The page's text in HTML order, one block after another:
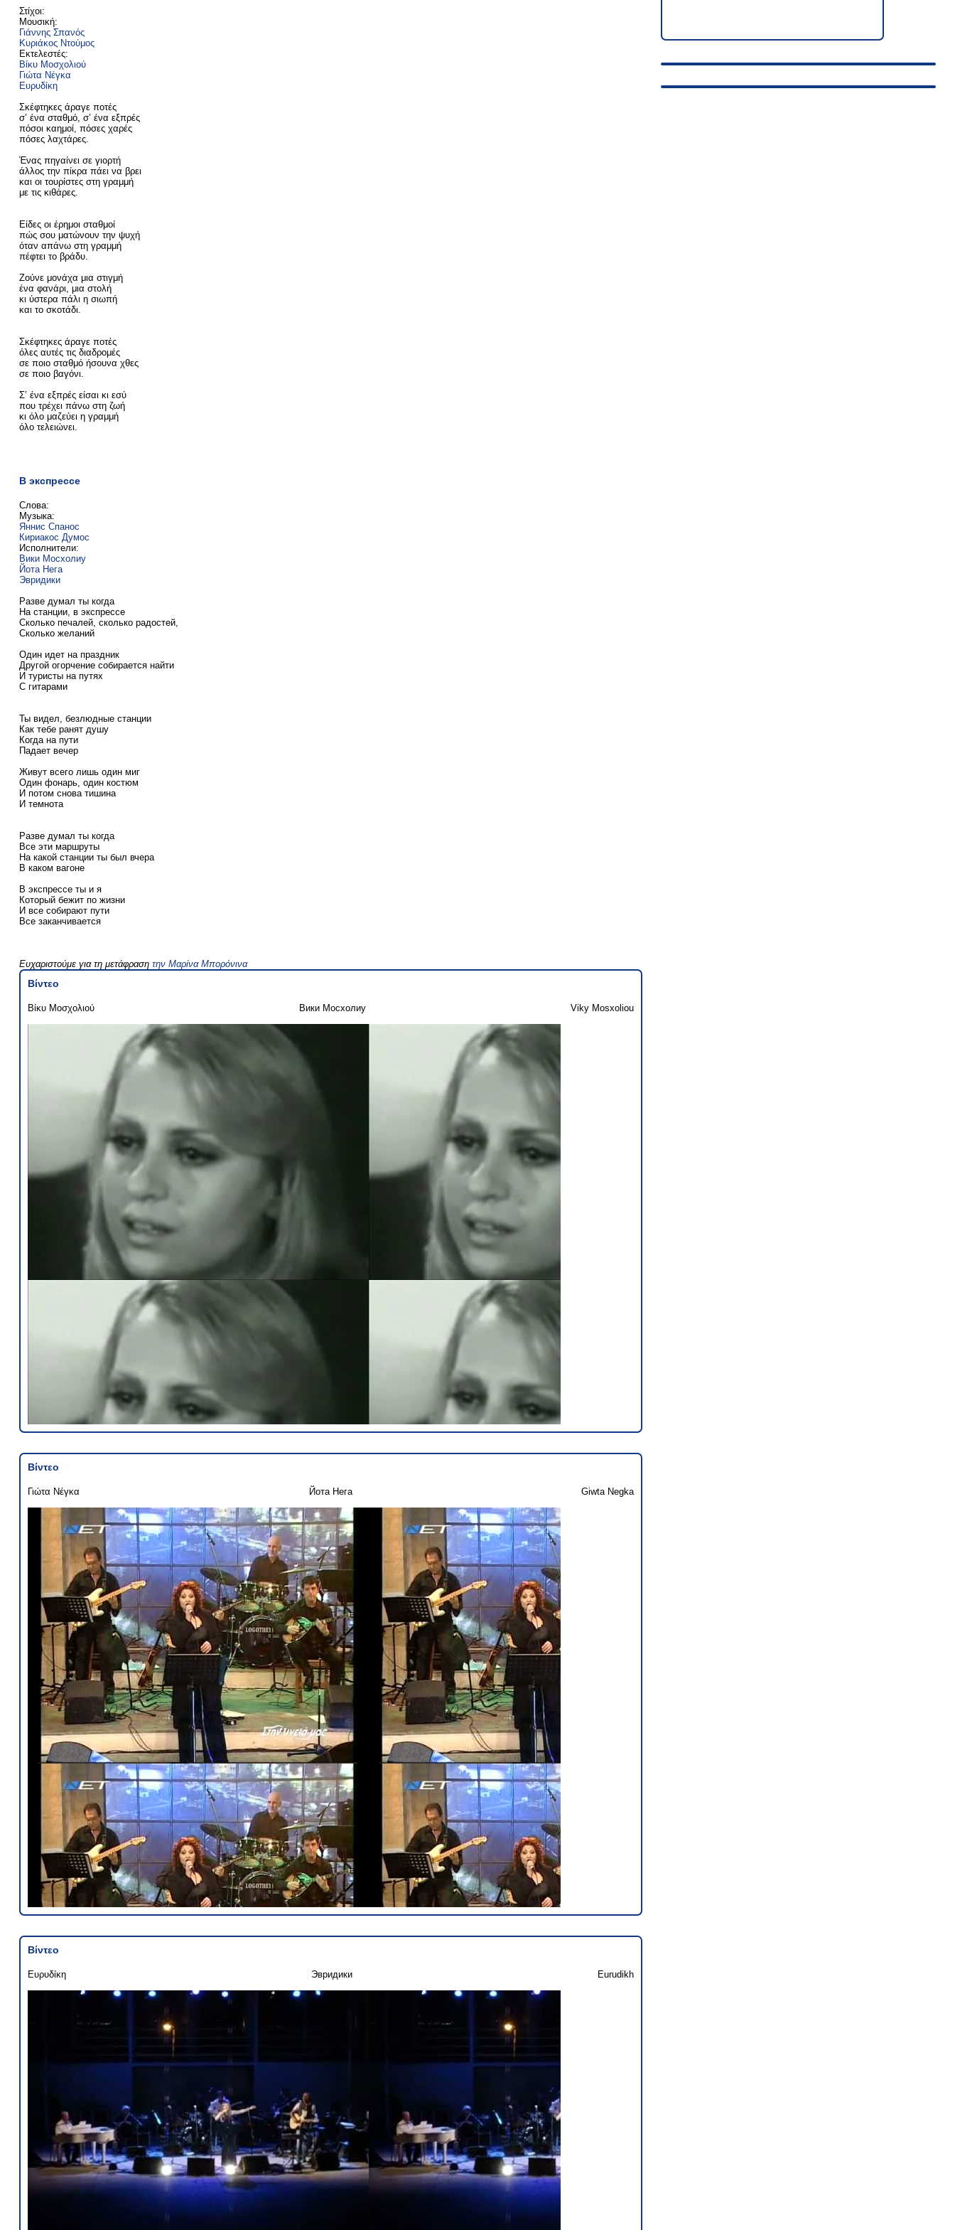
Στίχοι:
Μουσική:
Γιάννης Σπανός
Κυριάκος Ντούμος
Εκτελεστές:
Βίκυ Μοσχολιού
Γιώτα Νέγκα
Ευρυδίκη
Σκέφτηκες άραγε ποτές
σ’ ένα σταθμό, σ’ ένα εξπρές
πόσοι καημοί, πόσες χαρές
πόσες λαχτάρες.
Ένας πηγαίνει σε γιορτή
άλλος την πίκρα πάει να βρει
και οι τουρίστες στη γραμμή
με τις κιθάρες.
Είδες οι έρημοι σταθμοί
πώς σου ματώνουν την ψυχή
όταν απάνω στη γραμμή
πέφτει το βράδυ.
Ζούνε μονάχα μια στιγμή
ένα φανάρι, μια στολή
κι ύστερα πάλι η σιωπή
και το σκοτάδι.
Σκέφτηκες άραγε ποτές
όλες αυτές τις διαδρομές
σε ποιο σταθμό ήσουνα χθες
σε ποιο βαγόνι.
Σ’ ένα εξπρές είσαι κι εσύ
που τρέχει πάνω στη ζωή
κι όλο μαζεύει η γραμμή
όλο τελειώνει.
В экспрессе
Слова:
Музыка:
Яннис Спанос
Кириакос Думос
Исполнители:
Вики Мосхолиу
Йота Нега
Эвридики
Разве думал ты когда
На станции, в экспрессе
Сколько печалей, сколько радостей,
Сколько желаний
Один идет на праздник
Другой огорчение собирается найти
И туристы на путях
С гитарами
Ты видел, безлюдные станции
Как тебе ранят душу
Когда на пути
Падает вечер
Живут всего лишь один миг
Один фонарь, один костюм
И потом снова тишина
И темнота
Разве думал ты когда
Все эти маршруты
На какой станции ты был вчера
В каком вагоне
В экспрессе ты и я
Который бежит по жизни
И все собирают пути
Все заканчивается
Ευχαριστούμε για τη μετάφραση την Μαρίνα Μπορόνινα
Βίντεο
Βίκυ Μοσχολιού Вики Мосхолиу Viky Mosxoliou
Βίντεο
Γιώτα Νέγκα Йота Нега Giwta Negka
Βίντεο
Ευρυδίκη Эвридики Eurudikh